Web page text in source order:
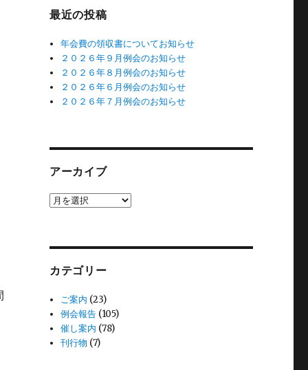
最近の投稿
年会費の領収書についてお知らせ
２０２６年９月例会のお知らせ
２０２６年８月例会のお知らせ
２０２６年６月例会のお知らせ
２０２６年７月例会のお知らせ
アーカイブ
ア
カテゴリー
ご案内 (23)
例会報告 (105)
催し案内 (78)
刊行物 (7)